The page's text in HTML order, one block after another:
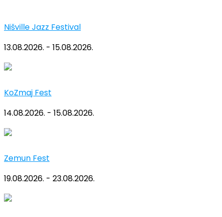
Nišville Jazz Festival
13.08.2026. - 15.08.2026.
KoZmaj Fest
14.08.2026. - 15.08.2026.
Zemun Fest
19.08.2026. - 23.08.2026.